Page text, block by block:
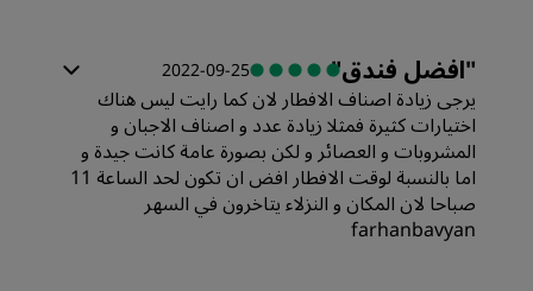
النظافة
الخدمة
القيمة
جودة أماكن النوم
"افضل فندق"
2022-09-25
يرجى زيادة اصناف الافطار لان كما رايت ليس هناك
اختيارات كثيرة فمثلا زيادة عدد و اصناف الاجبان و
المشروبات و العصائر و لكن بصورة عامة كانت جيدة و
اما بالنسبة لوقت الافطار افض ان تكون لحد الساعة 11
صباحا لان المكان و النزلاء يتاخرون في السهر
farhanbavyan